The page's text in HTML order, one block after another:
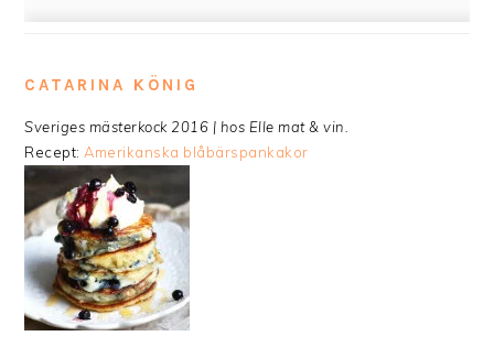
CATARINA KÖNIG
Sveriges mästerkock 2016 | hos Elle mat & vin.
Recept: Amerikanska blåbärspankakor